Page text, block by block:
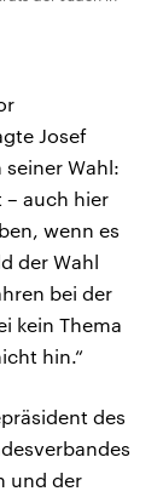
Josef
seiner Wahl:
– auch hier
wenn es
der Wahl
bei der
kein Thema
hin.“
des
und der